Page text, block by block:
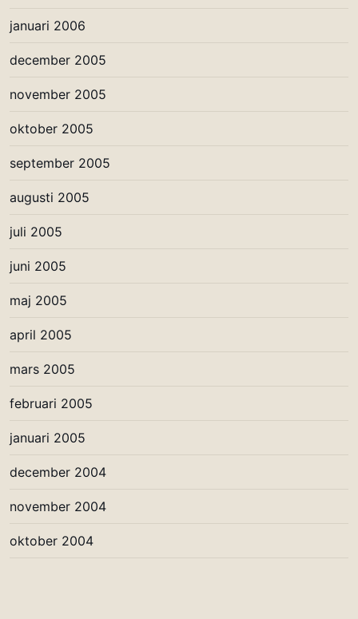
januari 2006
december 2005
november 2005
oktober 2005
september 2005
augusti 2005
juli 2005
juni 2005
maj 2005
april 2005
mars 2005
februari 2005
januari 2005
december 2004
november 2004
oktober 2004